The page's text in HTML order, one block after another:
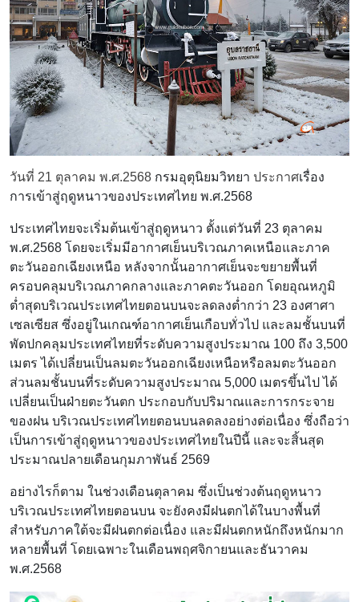
วันที่ 21 ตุลาคม พ.ศ.2568 กรมอุตุนิยมวิทยา ประกาศเรื่อง
การเข้าสู่ฤดูหนาวของประเทศไทย พ.ศ.2568
ประเทศไทยจะเริ่มต้นเข้าสู่ฤดูหนาว ตั้งแต่วันที่ 23 ตุลาคม
พ.ศ.2568 โดยจะเริ่มมีอากาศเย็นบริเวณภาคเหนือและภาค
ตะวันออกเฉียงเหนือ หลังจากนั้นอากาศเย็นจะขยายพื้นที่
ครอบคลุมบริเวณภาคกลางและภาคตะวันออก โดยอุณหภูมิ
ต่ำสุดบริเวณประเทศไทยตอนบนจะลดลงต่ำกว่า 23 องศาศา
เซลเซียส ซึ่งอยู่ในเกณฑ์อากาศเย็นเกือบทั่วไป และลมชั้นบนที่
พัดปกคลุมประเทศไทยที่ระดับความสูงประมาณ 100 ถึง 3,500
เมตร ได้เปลี่ยนเป็นลมตะวันออกเฉียงเหนือหรือลมตะวันออก
ส่วนลมชั้นบนที่ระดับความสูงประมาณ 5,000 เมตรขึ้นไป ได้
เปลี่ยนเป็นฝ่ายตะวันตก ประกอบกับปริมาณและการกระจาย
ของฝน บริเวณประเทศไทยตอนบนลดลงอย่างต่อเนื่อง ซึ่งถือว่า
เป็นการเข้าสู่ฤดูหนาวของประเทศไทยในปีนี้ และจะสิ้นสุด
ประมาณปลายเดือนกุมภาพันธ์ 2569
อย่างไรก็ตาม ในช่วงเดือนตุลาคม ซึ่งเป็นช่วงต้นฤดูหนาว
บริเวณประเทศไทยตอนบน จะยังคงมีฝนตกได้ในบางพื้นที่
สำหรับภาคใต้จะมีฝนตกต่อเนื่อง และมีฝนตกหนักถึงหนักมาก
หลายพื้นที่ โดยเฉพาะในเดือนพฤศจิกายนและธันวาคม
พ.ศ.2568